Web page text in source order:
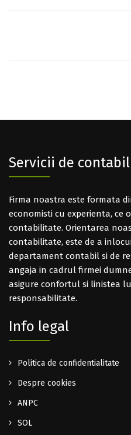
Servicii de
Firma noastra este formata
economisti cu experienta, ce
contabilitate. Orientarea
contabilitate, este de a
departament contabil si de
angaja in cadrul firmei
asigure confortul si linistea
responsabilitate.
Info legal
Politica de confidentialitate
Despre cookies
ANPC
SOL